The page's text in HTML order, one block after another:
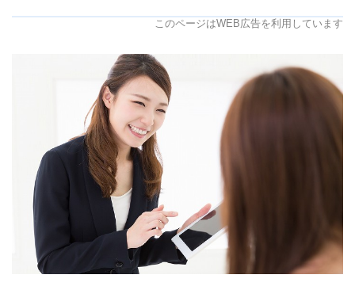
このページはWEB広告を利用しています